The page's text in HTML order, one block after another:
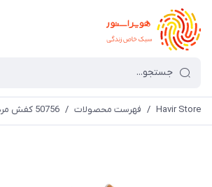
Havir Store
/ فهرست محصولات / 50756 کفش مردانه روزمره چرم مصنوعی سفید سرمه ای bershka